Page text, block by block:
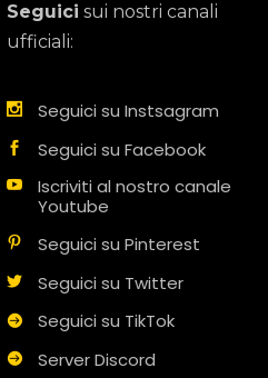
Seguici sui nostri canali
ufficiali:
Seguici su Instsagram
Seguici su Facebook
Iscriviti al nostro canale
Youtube
Seguici su Pinterest
Seguici su Twitter
Seguici su TikTok
Server Discord